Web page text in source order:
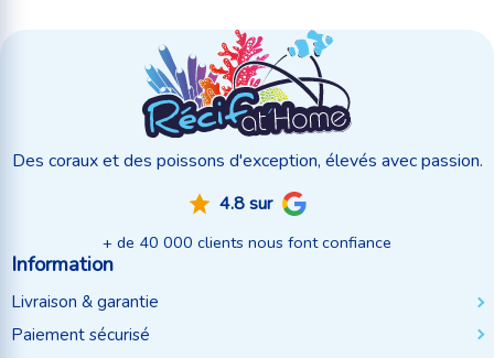
Des coraux et des poissons d'exception, élevés avec passion.
4.8 sur
+ de 40 000 clients nous font confiance
Information
Livraison & garantie
Paiement sécurisé